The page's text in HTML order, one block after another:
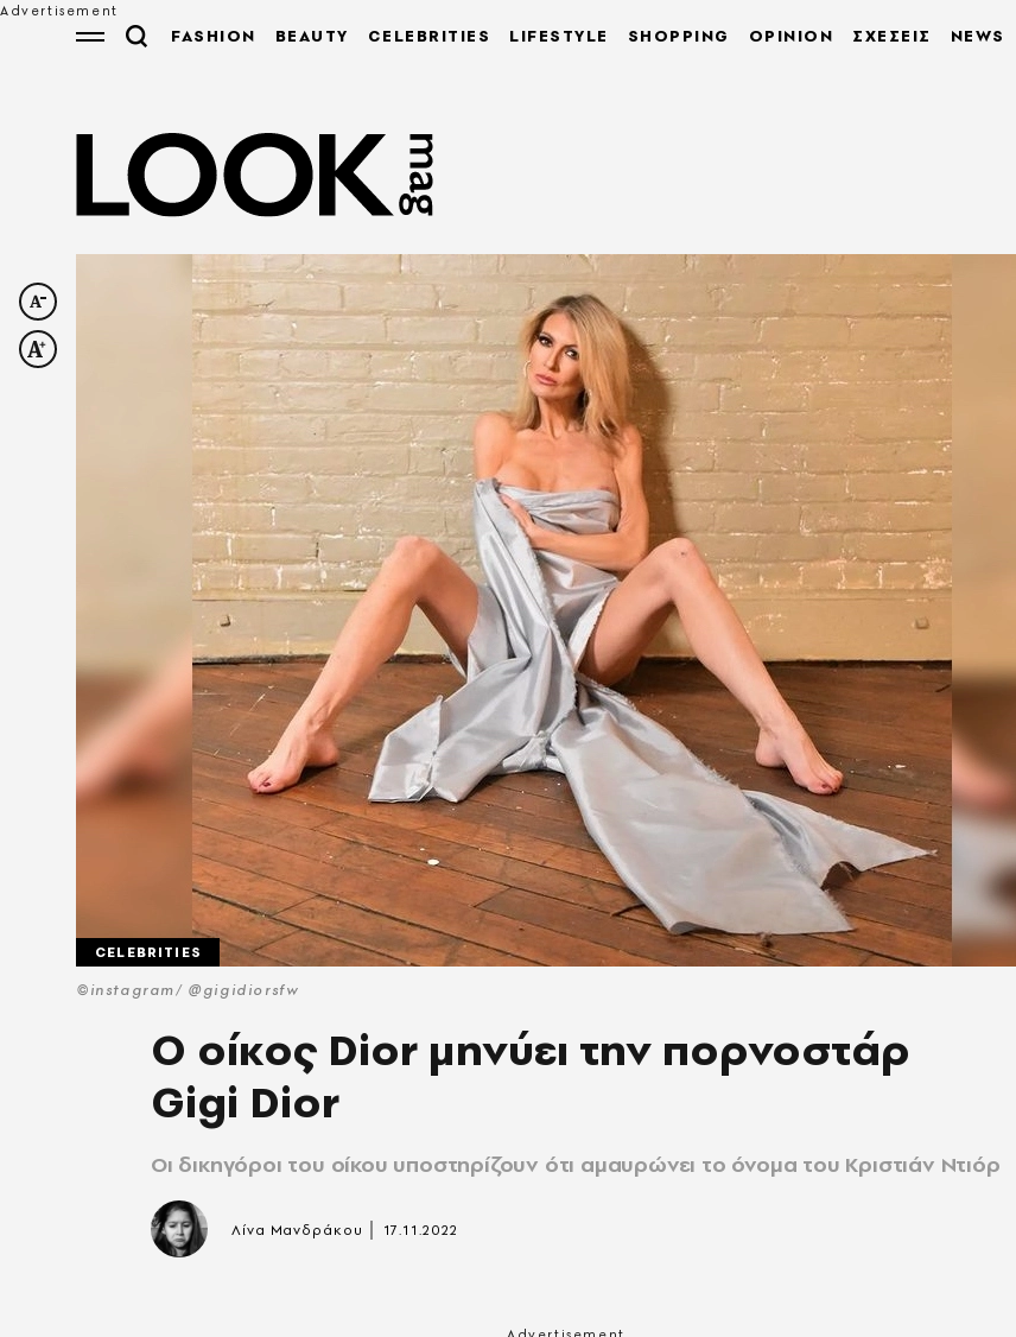
FASHION BEAUTY CELEBRITIES LIFESTYLE SHOPPING OPINION ΣΧΕΣΕΙΣ NEWS
©instagram/ @gigidiorsfw
CELEBRITIES
Ο οίκος Dior μηνύει την πορνοστάρ
Gigi Dior
Οι δικηγόροι του οίκου υποστηρίζουν ότι αμαυρώνει το όνομα του Κριστιάν Ντιόρ
Λίνα Μανδράκου 17.11.2022